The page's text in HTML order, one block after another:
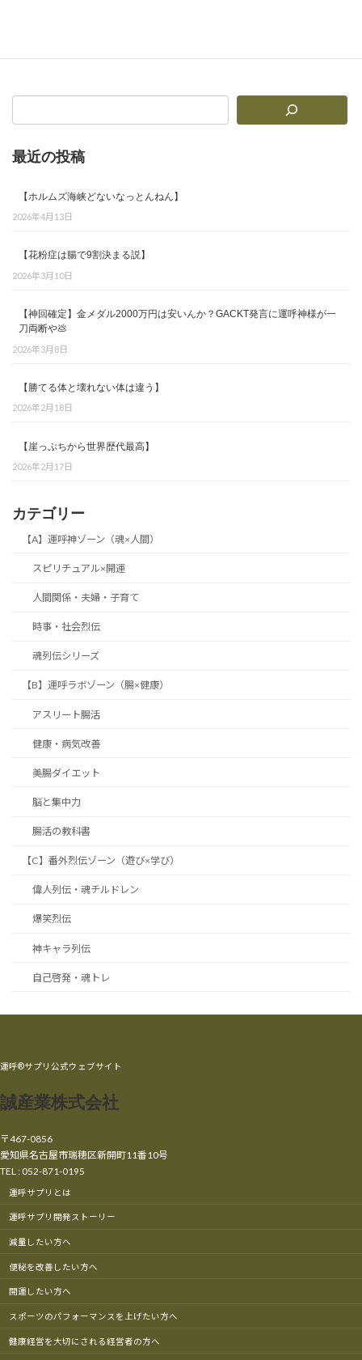
2026年1月14日
最近の投稿
【ホルムズ海峡どないなっとんねん】
2026年4月13日
【花粉症は腸で9割決まる説】
2026年3月10日
【神回確定】金メダル2000万円は安いんか？GACKT発言に運呼神様が一
刀両断や💩
2026年3月8日
【勝てる体と壊れない体は違う】
2026年2月18日
【崖っぷちから世界歴代最高】
2026年2月17日
カテゴリー
【A】運呼神ゾーン（魂×人間）
スピリチュアル×開運
人間関係・夫婦・子育て
時事・社会烈伝
魂列伝シリーズ
【B】運呼ラボゾーン（腸×健康）
アスリート腸活
健康・病気改善
美腸ダイエット
脳と集中力
腸活の教科書
【C】番外烈伝ゾーン（遊び×学び）
偉人列伝・魂チルドレン
爆笑烈伝
神キャラ列伝
自己啓発・魂トレ
運呼®サプリ公式ウェブサイト
誠産業株式会社
〒467-0856
愛知県名古屋市瑞穂区新開町11番10号
TEL : 052-871-0195
運呼サプリとは
運呼サプリ開発ストーリー
減量したい方へ
便秘を改善したい方へ
開運したい方へ
スポーツのパフォーマンスを上げたい方へ
健康経営を大切にされる経営者の方へ